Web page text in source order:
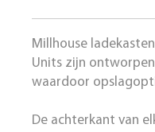
Millhouse
Units zijn
waardoor
De achterkant van